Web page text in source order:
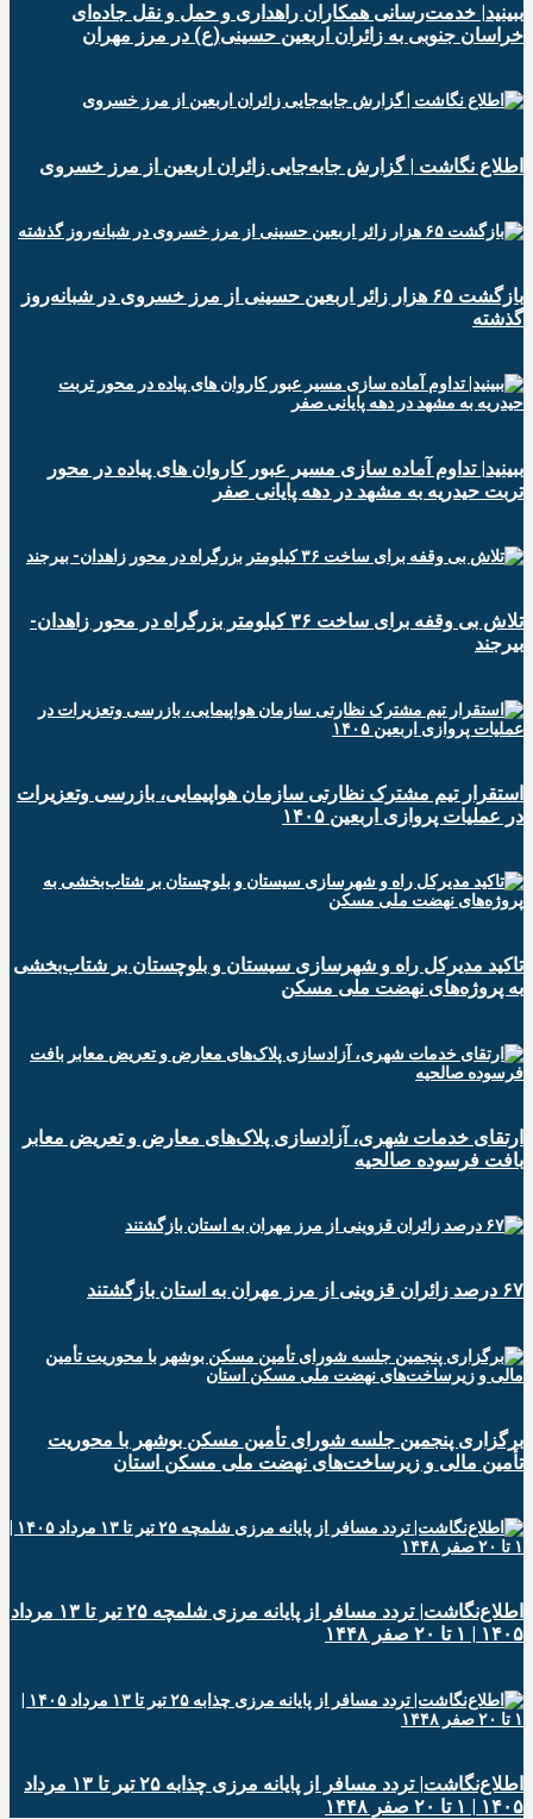
ببینید| خدمت‌رسانی همکاران راهداری و حمل و نقل جاده‌ای
خراسان جنوبی به زائران اربعین حسینی(ع) در مرز مهران
️اطلاع نگاشت | گزارش جابه‌جایی زائران اربعین از مرز خسروی
️بازگشت ۶۵ هزار زائر اربعین حسینی از مرز خسروی در شبانه‌روز
گذشته
ببینید| تداوم آماده سازی مسیر عبور کاروان های پیاده در محور
تربت حیدریه به مشهد در دهه پایانی صفر
تلاش بی وقفه برای ساخت ۳۶ کیلومتر بزرگراه در محور زاهدان-
بیرجند
استقرار تیم مشترک نظارتی سازمان هواپیمایی، بازرسی وتعزیرات
در عملیات پروازی اربعین ۱۴۰۵
تاکید مدیرکل راه و شهرسازی سیستان و بلوچستان بر شتاب‌بخشی
به پروژه‌های نهضت ملی مسکن
ارتقای خدمات شهری، آزادسازی پلاک‌های معارض و تعریض معابر
بافت فرسوده صالحیه
۶۷ درصد زائران قزوینی از مرز مهران به استان بازگشتند
برگزاری پنجمین جلسه شورای تأمین مسکن بوشهر با محوریت
تأمین مالی و زیرساخت‌های نهضت ملی مسکن استان
اطلاع‌نگاشت| تردد مسافر از پایانه‌ مرزی شلمچه ۲۵ تیر تا ۱۳ مرداد
۱۴۰۵ | ۱ تا ۲۰ صفر ۱۴۴۸
اطلاع‌نگاشت| تردد مسافر از پایانه‌ مرزی چذابه ۲۵ تیر تا ۱۳ مرداد
۱۴۰۵ | ۱ تا ۲۰ صفر ۱۴۴۸